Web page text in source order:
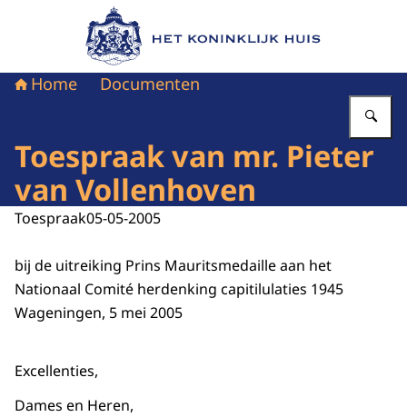
Naar de homepage van Het Koninklijk Huis
Home Documenten
Toespraak van mr. Pieter
van Vollenhoven
Toespraak05-05-2005
bij de uitreiking Prins Mauritsmedaille aan het
Nationaal Comité herdenking capitilulaties 1945
Wageningen, 5 mei 2005
Excellenties,
Dames en Heren,